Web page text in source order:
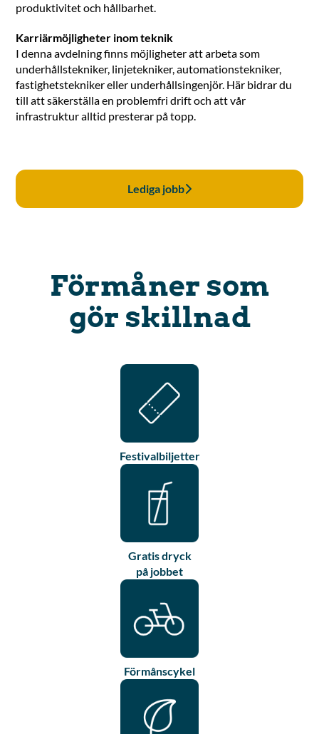
produktivitet och hållbarhet.
Karriärmöjligheter inom teknik
I denna avdelning finns möjligheter att arbeta som
underhållstekniker, linjetekniker, automationstekniker,
fastighetstekniker eller underhållsingenjör. Här bidrar du
till att säkerställa en problemfri drift och att vår
infrastruktur alltid presterar på topp.
Lediga jobb
Förmåner som
gör skillnad
Festivalbiljetter
Gratis dryck
på jobbet
Förmånscykel